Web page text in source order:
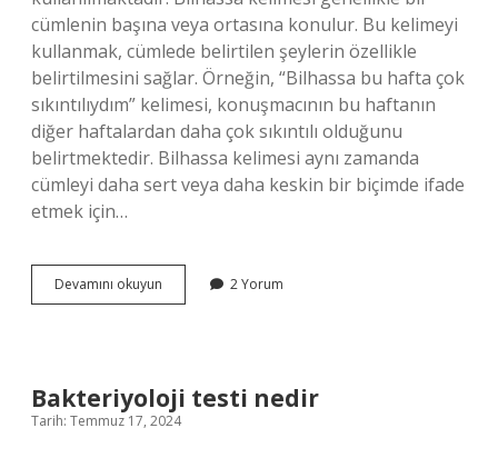
cümlenin başına veya ortasına konulur. Bu kelimeyi
kullanmak, cümlede belirtilen şeylerin özellikle
belirtilmesini sağlar. Örneğin, “Bilhassa bu hafta çok
sıkıntılıydım” kelimesi, konuşmacının bu haftanın
diğer haftalardan daha çok sıkıntılı olduğunu
belirtmektedir. Bilhassa kelimesi aynı zamanda
cümleyi daha sert veya daha keskin bir biçimde ifade
etmek için…
Devamını okuyun Bilhassa
ne
2 Yorum
Bakteriyoloji testi nedir
Tarih: Temmuz 17, 2024